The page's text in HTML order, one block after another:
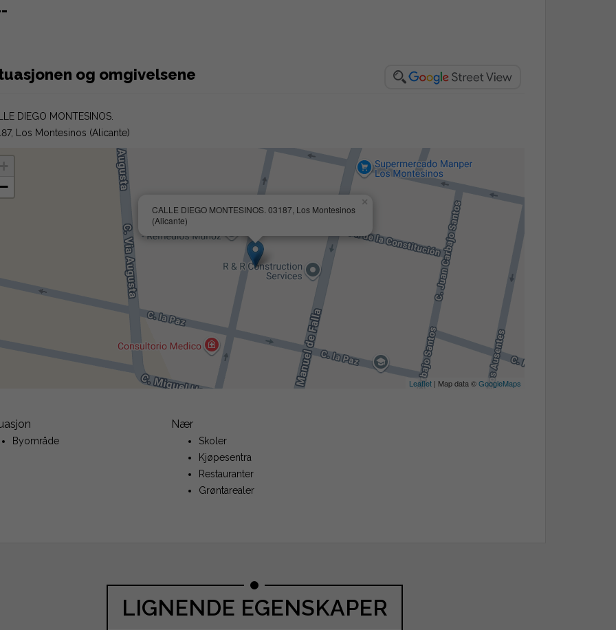
og omgivelsene
DIEGO MONTESINOS.
Los Montesinos (Alicante)
CALLE DIEGO MONTESINOS. 03187, Los Montesinos
(Alicante)
×
Leaflet | Map data ©GoogleMaps
Byområde
Nær
Skoler
Kjøpesentra
Restauranter
Grøntarealer
LIGNENDE EGENSKAPER